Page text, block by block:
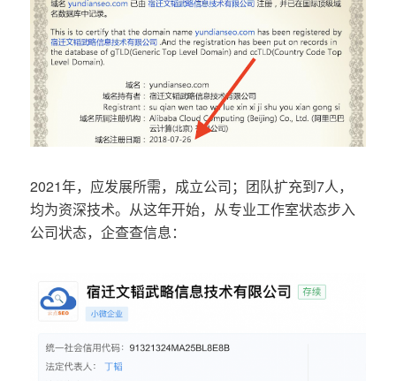
2021年，应发展所需，成立公司；团队扩充到7人，
均为资深技术。从这年开始，从专业工作室状态步入
公司状态，企查查信息：